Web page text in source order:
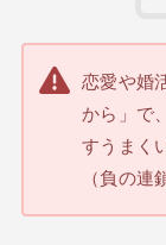
恋愛や婚
から」で
すうまく
（負の連